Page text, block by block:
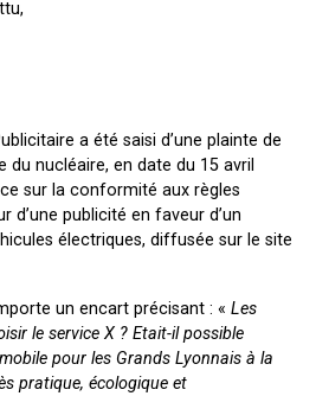
a été saisi d’une plainte de
du nucléaire, en date du 15 avril
sur la conformité aux règles
d’une publicité en faveur d’un
électriques, diffusée sur le site
un encart précisant : « Les
le service X ? Etait-il possible
pour les Grands Lyonnais à la
pratique, écologique et